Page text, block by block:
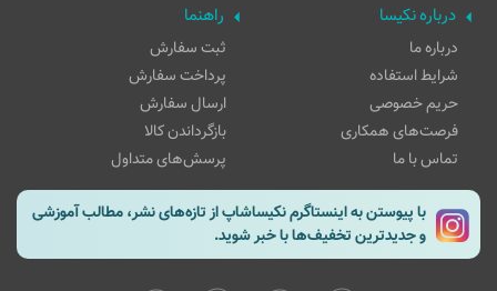
درباره نکیسا
درباره ما
شرایط استفاده
حریم خصوصی
فرصت‌های همکاری
تماس با ما
راهنما
ثبت سفارش
پرداخت سفارش
ارسال سفارش
بازگرداندن کالا
پرسش‌های متداول
با پیوستن به اینستاگرم نکیساشاپ از تازه‌های نشر، مطالب آموزشی
و جدیدترین تخفیف‌ها با خبر شوید.